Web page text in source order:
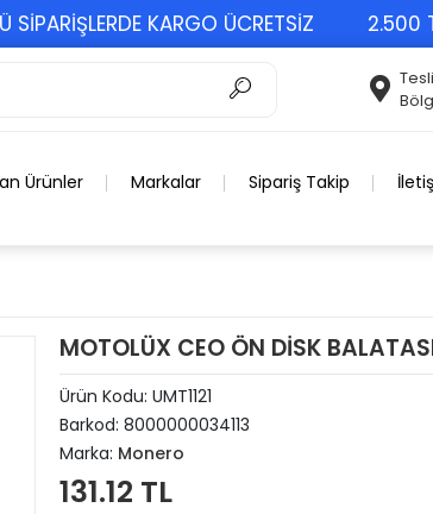
KARGO ÜCRETSİZ 2.500 TL
Ürünler Markalar Sipariş Takip
MOTOLÜX CEO ÖN DİSK
Ürün Kodu: UMT1121
Barkod: 8000000034113
Marka: Monero
131.12 TL